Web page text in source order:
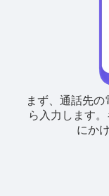
まず、通話先
ら入力します。
にか